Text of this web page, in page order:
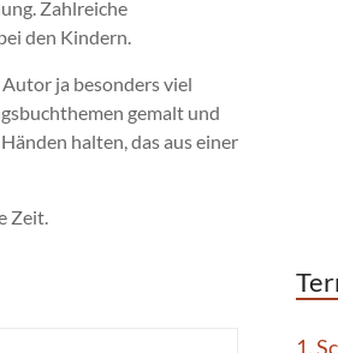
Zahlreiche
den Kindern.
ja besonders viel
gemalt und
halten, das aus einer
Zeit.
1.